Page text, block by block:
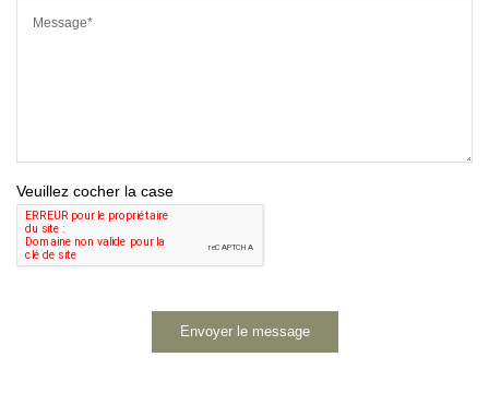
Message*
Veuillez cocher la case
Envoyer le message